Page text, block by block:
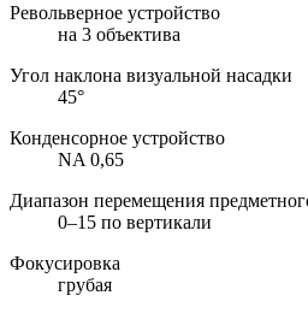
Револьверное устройство
на 3 объектива
Угол наклона визуальной насадки
45°
Конденсорное устройство
NA 0,65
Диапазон перемещения
0–15 по вертикали
Фокусировка
грубая